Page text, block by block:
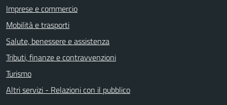
Imprese e commercio
Mobilità e trasporti
Salute, benessere e assistenza
Tributi, finanze e contravvenzioni
Turismo
Altri servizi - Relazioni con il pubblico